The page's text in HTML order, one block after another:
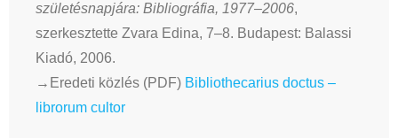
születésnapjára: Bibliográfia, 1977–2006,
szerkesztette Zvara Edina, 7–8. Budapest: Balassi
Kiadó, 2006.
→Eredeti közlés (PDF) Bibliothecarius doctus –
librorum cultor